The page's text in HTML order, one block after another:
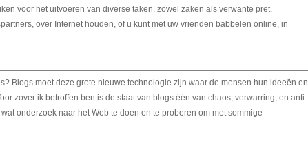
voor het uitvoeren van diverse taken, zowel zaken als verwante pret.
over Internet houden, of u kunt met uw vrienden babbelen online, in
Blogs moet deze grote nieuwe technologie zijn waar de mensen hun ideeën en
zover ik betroffen ben is de staat van blogs één van chaos, verwarring, en anti-
onderzoek naar het Web te doen en te proberen om met sommige